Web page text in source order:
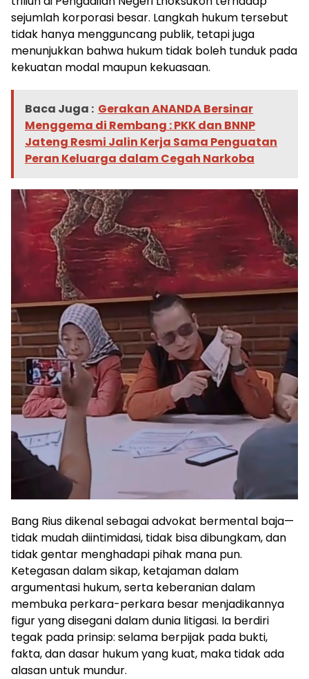
sejumlah korporasi besar. Langkah hukum tersebut
tidak hanya mengguncang publik, tetapi juga
menunjukkan bahwa hukum tidak boleh tunduk pada
kekuatan modal maupun kekuasaan.
Baca Juga : Gerakan ANANDA Bersinar
Menggema di Rembang : PKK dan BNNP
Jateng Resmi Jalin Kerja Sama Penguatan
Peran Keluarga dalam Cegah Narkoba
Bang Rius dikenal sebagai advokat bermental baja—
tidak mudah diintimidasi, tidak bisa dibungkam, dan
tidak gentar menghadapi pihak mana pun.
Ketegasan dalam sikap, ketajaman dalam
argumentasi hukum, serta keberanian dalam
membuka perkara-perkara besar menjadikannya
figur yang disegani dalam dunia litigasi. Ia berdiri
tegak pada prinsip: selama berpijak pada bukti,
fakta, dan dasar hukum yang kuat, maka tidak ada
alasan untuk mundur.